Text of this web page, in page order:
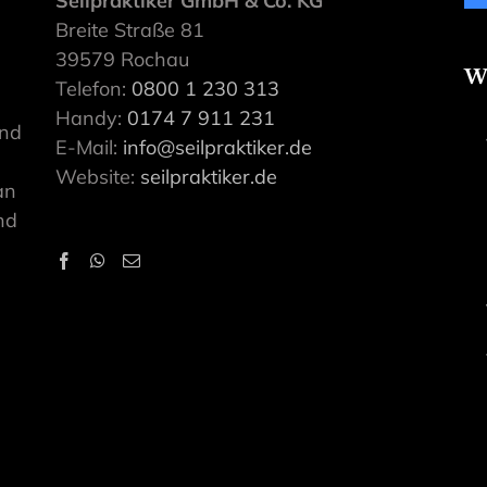
Breite Straße 81
39579 Rochau
Telefon: 0800 1 230 313
Handy: 0174 7 911 231
E-Mail: info@seilpraktiker.de
Website: seilpraktiker.de